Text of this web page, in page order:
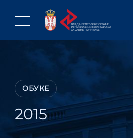
content
ОБУКЕ
2015